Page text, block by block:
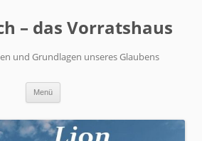
– das Vorratshaus
und Grundlagen unseres Glaubens
Menü